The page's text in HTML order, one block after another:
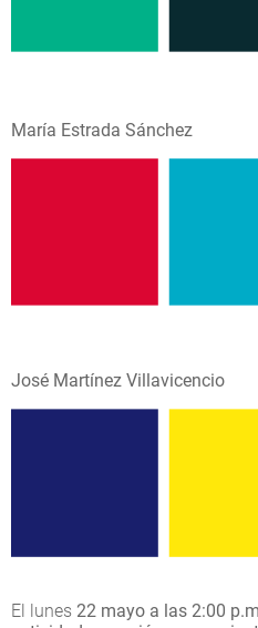
María Estrada Sánchez
José Martínez Villavicencio
El lunes 22 mayo a las 2:00